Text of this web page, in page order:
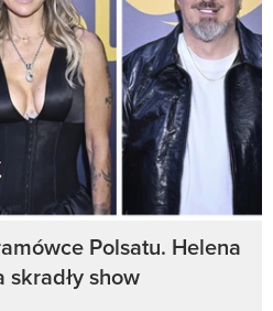
Polsatu. Helena
show